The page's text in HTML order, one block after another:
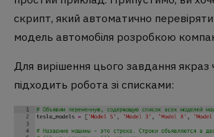
скрипт, який автоматично
модель автомобіля розробкою
Для вирішення цього завдання якраз
підходить робота зі списками: